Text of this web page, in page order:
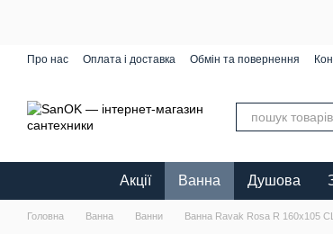
Про нас Оплата і доставка Обмін та повернення
Акції Ванна Душова
Головна Ванна Ванни Ванна Ravak Rosa R 160х105